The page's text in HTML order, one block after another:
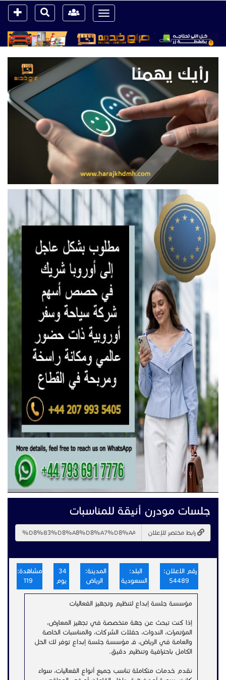
Toggle
navigation
جلسات مودرن أنيقة للمناسبات
رابط مختصر للإعلان
رقم الاعلان:
54489
البلد:
السعودية
المدينة:
الرياض
34
يوم
مشاهدة:
مؤسسة جلسة إبداع لتنظيم وتجهيز الفعاليات
إذا كنت تبحث عن جهة متخصصة في تجهيز المعارض،
المؤتمرات، الندوات، حفلات الشركات، والمناسبات الخاصة
والعامة في الرياض، فـ مؤسسة جلسة إبداع توفر لك الحل
الكامل باحترافية وتنظيم دقيق.
نقدم خدمات متكاملة تناسب جميع أنواع الفعاليات، سواء